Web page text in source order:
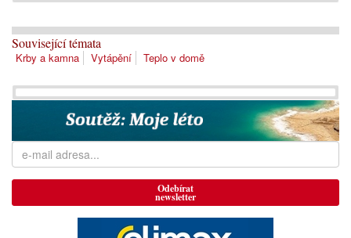
Související témata
Krby a kamna Vytápění Teplo v domě
Odebírat
newsletter